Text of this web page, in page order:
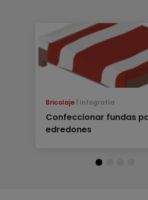
Bricolaje Infografía
Confeccionar fundas
edredones